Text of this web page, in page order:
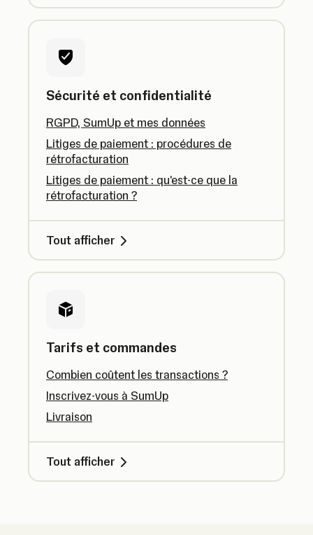
Sécurité et confidentialité
RGPD, SumUp et mes données
Litiges de paiement : procédures de
rétrofacturation
Litiges de paiement : qu'est-ce que la
rétrofacturation ?
Tout afficher
Tarifs et commandes
Combien coûtent les transactions ?
Inscrivez-vous à SumUp
Livraison
Tout afficher